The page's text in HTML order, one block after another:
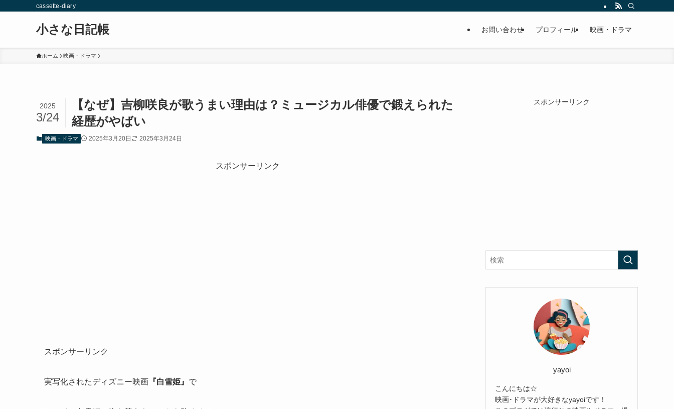
cassette-diary
小さな日記帳 お問い合わせ プロフィール 映画・ドラマ
ホーム 映画・ドラマ
【なぜ】吉柳咲良が歌うまい理由は？ミュージカル俳優で鍛えられた
経歴がやばい
2025
3/24
映画・ドラマ 2025年3月20日 2025年3月24日
スポンサーリンク
スポンサーリンク
実写化されたディズニー映画 『白雪姫』 で
スポンサーリンク
yayoi
こんにちは☆
映画･ドラマが大好きなyayoiです！